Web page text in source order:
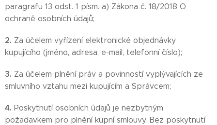
paragrafu 13 odst. 1 písm. a) Zákona č. 18/2018 O
ochraně osobních údajů;
2. Za účelem vyřízení elektronické objednávky
kupujícího (jméno, adresa, e-mail, telefonní číslo);
3. Za účelem plnění práv a povinností vyplývajících ze
smluvního vztahu mezi kupujícím a Správcem;
4. Poskytnutí osobních údajů je nezbytným
požadavkem pro plnění kupní smlouvy. Bez poskytnutí